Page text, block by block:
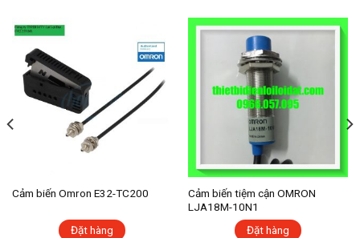
Cảm biến Omron E32-TC200
Đặt hàng
Cảm biến tiệm cận OMRON
LJA18M-10N1
Đặt hàng